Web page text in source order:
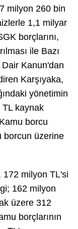
milyon 260 bin
1,1 milyar
borçlarını,
ile Bazı
Dair Kanun'dan
Karşıyaka,
yönetimin
kaynak
borcu
borcun üzerine
172 milyon TL'si
162 milyon
üzere 312
borçlarının